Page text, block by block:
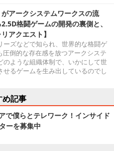
がアークシステムワークスの流
格闘ゲームの開発の裏側と、
アクエスト】
ーズなどで知られ、世界的な格闘ゲ
圧倒的な存在感を放つアークシステ
のような組織体制で、いかにして世
せるゲームを生み出しているのでし
め記事
で僕らとテレワーク！インサイド
ーを募集中